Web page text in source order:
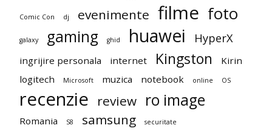
Comic Con dj evenimente filme foto
galaxy gaming ghid huawei HyperX
ingrijire personala internet Kingston
Kirin
logitech
Microsoft muzica notebook online OS
recenzie review ro image
Romania S8 samsung securitate